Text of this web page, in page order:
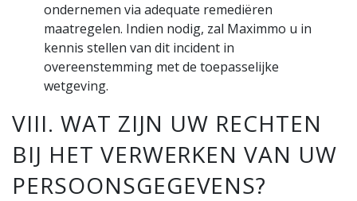
ondernemen via adequate remediëren
maatregelen. Indien nodig, zal Maximmo u in
kennis stellen van dit incident in
overeenstemming met de toepasselijke
wetgeving.
VIII. WAT ZIJN UW RECHTEN
BIJ HET VERWERKEN VAN UW
PERSOONSGEGEVENS?